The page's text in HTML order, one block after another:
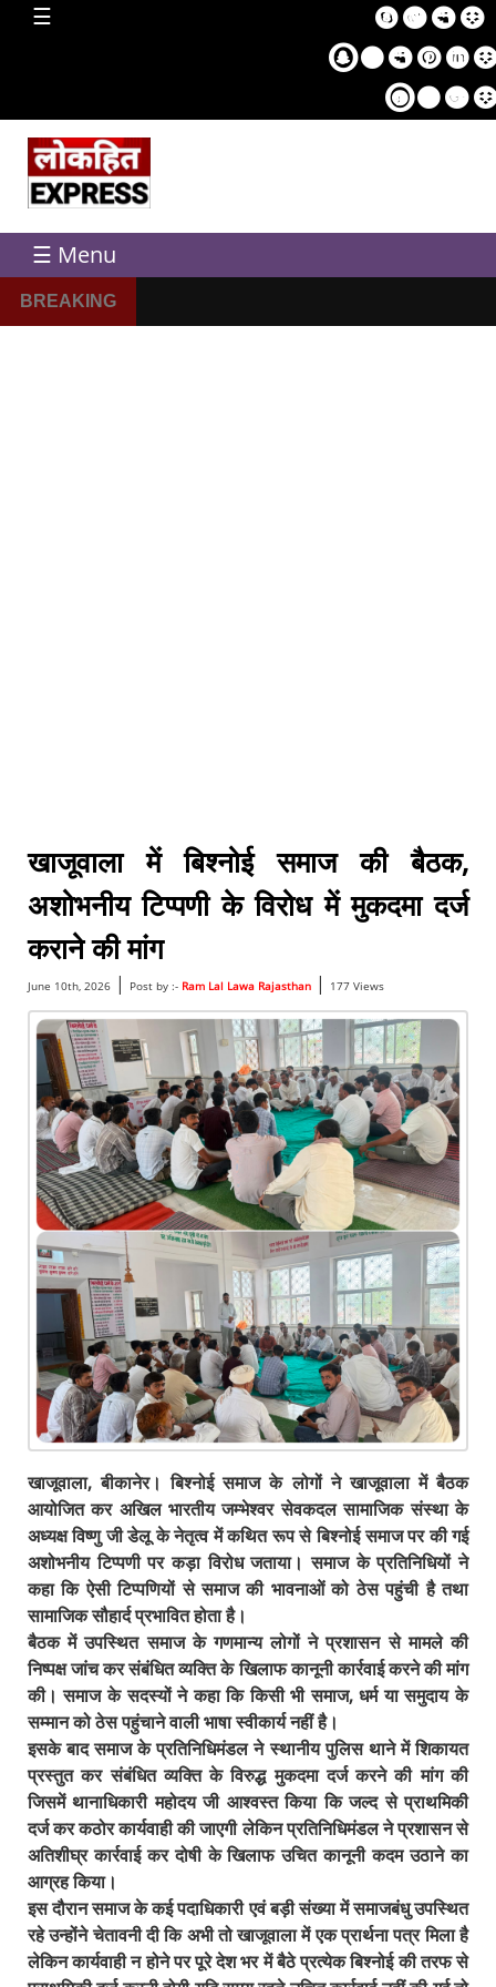
☰
home
☰ Menu
BREAKING
खाजूवाला में बिश्नोई समाज की बैठक,
अशोभनीय टिप्पणी के विरोध में मुकदमा दर्ज
कराने की मांग
June 10th, 2026| Post by :- Ram Lal Lawa Rajasthan| 177 Views
खाजूवाला, बीकानेर। बिश्नोई समाज के लोगों ने खाजूवाला में बैठक
आयोजित कर अखिल भारतीय जम्भेश्वर सेवकदल सामाजिक संस्था के
अध्यक्ष विष्णु जी डेलू के नेतृत्व में कथित रूप से बिश्नोई समाज पर की गई
अशोभनीय टिप्पणी पर कड़ा विरोध जताया। समाज के प्रतिनिधियों ने
कहा कि ऐसी टिप्पणियों से समाज की भावनाओं को ठेस पहुंची है तथा
सामाजिक सौहार्द प्रभावित होता है।
बैठक में उपस्थित समाज के गणमान्य लोगों ने प्रशासन से मामले की
निष्पक्ष जांच कर संबंधित व्यक्ति के खिलाफ कानूनी कार्रवाई करने की मांग
की। समाज के सदस्यों ने कहा कि किसी भी समाज, धर्म या समुदाय के
सम्मान को ठेस पहुंचाने वाली भाषा स्वीकार्य नहीं है।
इसके बाद समाज के प्रतिनिधिमंडल ने स्थानीय पुलिस थाने में शिकायत
प्रस्तुत कर संबंधित व्यक्ति के विरुद्ध मुकदमा दर्ज करने की मांग की
जिसमें थानाधिकारी महोदय जी आश्वस्त किया कि जल्द से प्राथमिकी
दर्ज कर कठोर कार्यवाही की जाएगी लेकिन प्रतिनिधिमंडल ने प्रशासन से
अतिशीघ्र कार्रवाई कर दोषी के खिलाफ उचित कानूनी कदम उठाने का
आग्रह किया।
इस दौरान समाज के कई पदाधिकारी एवं बड़ी संख्या में समाजबंधु उपस्थित
रहे उन्होंने चेतावनी दी कि अभी तो खाजूवाला में एक प्रार्थना पत्र मिला है
लेकिन कार्यवाही न होने पर पूरे देश भर में बैठे प्रत्येक बिश्नोई की तरफ से